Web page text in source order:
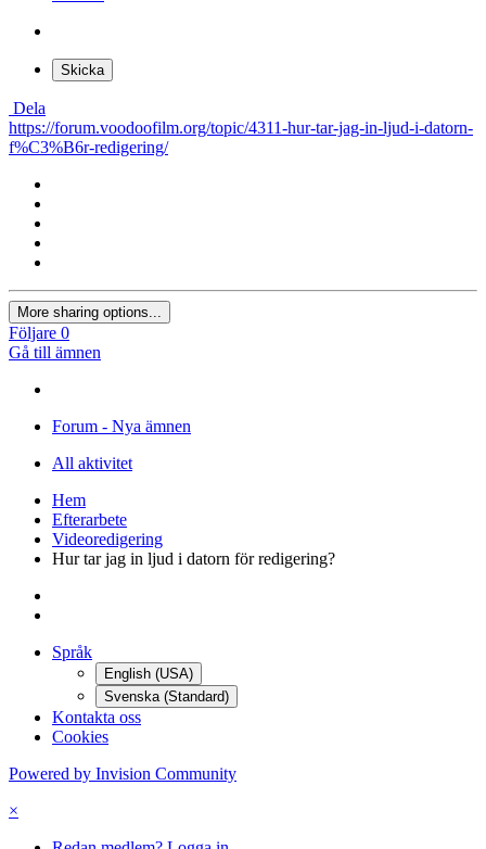
Skicka
Dela
https://forum.voodoofilm.org/topic/4311-hur-tar-jag-in-ljud-i-datorn-
f%C3%B6r-redigering/
More sharing options...
Följare 0
Gå till ämnen
Forum - Nya ämnen
All aktivitet
Hem
Efterarbete
Videoredigering
Hur tar jag in ljud i datorn för redigering?
Språk
English (USA)
Svenska (Standard)
Kontakta oss
Cookies
Powered by Invision Community
×